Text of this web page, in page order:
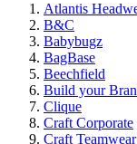
Atlantis
B&C
Babybugz
BagBase
Beechfield
Build your
Clique
Craft Corporate
Craft Teamwear